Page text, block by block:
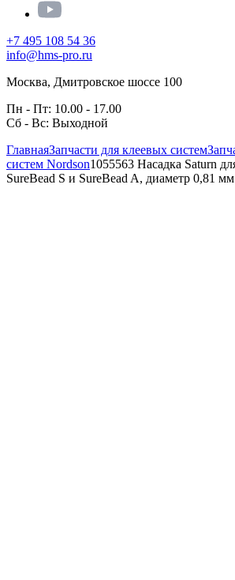
+7 495 108 54 36
info@hms-pro.ru
Москва, Дмитровское шоссе 100
Пн - Пт: 10.00 - 17.00
Сб - Вс: Выходной
ГлавнаяЗапчасти для клеевых систем
систем Nordson1055563 Насадка Saturn
SureBead S и SureBead A, диаметр 0,81 мм